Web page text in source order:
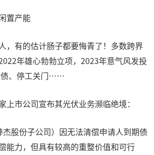
置产能
，有的估计肠子都要悔青了！多数跨界
年雄心勃勃立项，2023年意气风发投
债、停工关门……
上市公司宣布其光伏业务濒临绝境：
股份子公司）因无法清偿申请人到期债
能力，但具有较高的重整价值和可行